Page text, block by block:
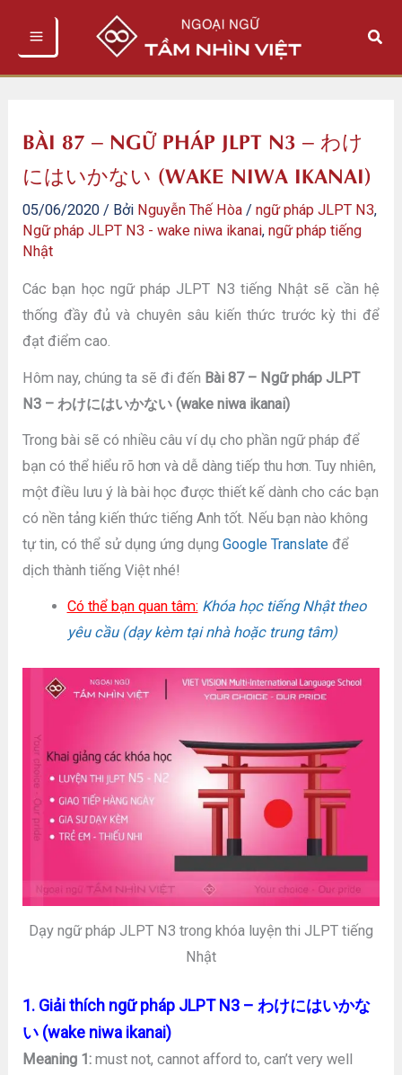
Tìm
BÀI 87 – NGỮ PHÁP JLPT N3 – わけ
にはいかない (WAKE NIWA IKANAI)
05/06/2020 / Bởi Nguyễn Thế Hòa /ngữ pháp JLPT N3,
Ngữ pháp JLPT N3 - wake niwa ikanai,ngữ pháp tiếng
Nhật
Các bạn học ngữ pháp JLPT N3 tiếng Nhật sẽ cần hệ
thống đầy đủ và chuyên sâu kiến thức trước kỳ thi để
đạt điểm cao.
Hôm nay, chúng ta sẽ đi đến Bài 87 – Ngữ pháp JLPT
N3 – わけにはいかない (wake niwa ikanai)
Trong bài sẽ có nhiều câu ví dụ cho phần ngữ pháp để
bạn có thể hiểu rõ hơn và dễ dàng tiếp thu hơn. Tuy nhiên,
một điều lưu ý là bài học được thiết kế dành cho các bạn
có nền tảng kiến thức tiếng Anh tốt. Nếu bạn nào không
tự tin, có thể sử dụng ứng dụngGoogle Translate để
dịch thành tiếng Việt nhé!
Có thể bạn quan tâm: Khóa học tiếng Nhật theo
yêu cầu (dạy kèm tại nhà hoặc trung tâm)
Dạy ngữ pháp JLPT N3 trong khóa luyện thi JLPT tiếng
Nhật
1. Giải thích ngữ pháp JLPT N3 – わけにはいかな
い (wake niwa ikanai)
Meaning 1:must not, cannot afford to, can’t very well